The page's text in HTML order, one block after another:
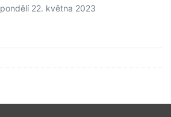
pondělí 22. května 2023